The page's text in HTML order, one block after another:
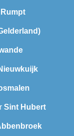
Rumpt
Sint Hubert